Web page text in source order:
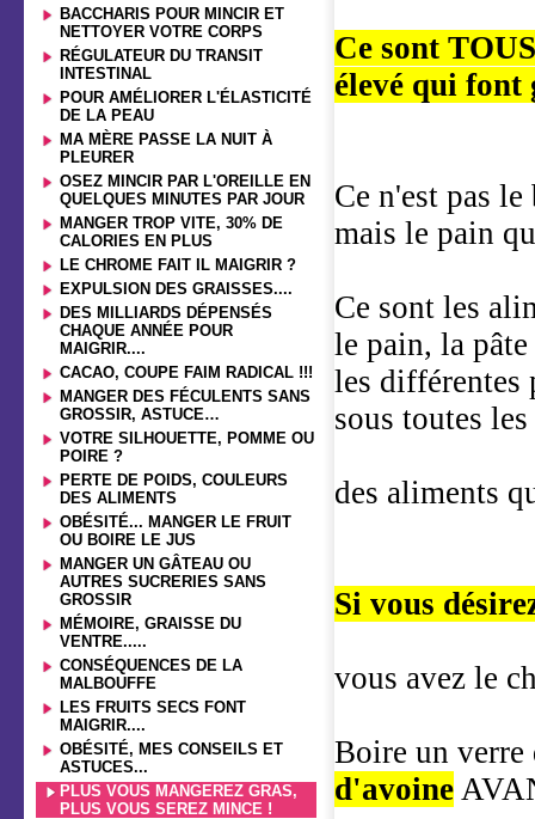
BACCHARIS POUR MINCIR ET
NETTOYER VOTRE CORPS
RÉGULATEUR DU TRANSIT
INTESTINAL
POUR AMÉLIORER L'ÉLASTICITÉ
DE LA PEAU
MA MÈRE PASSE LA NUIT À
PLEURER
OSEZ MINCIR PAR L'OREILLE EN
QUELQUES MINUTES PAR JOUR
MANGER TROP VITE, 30% DE
CALORIES EN PLUS
LE CHROME FAIT IL MAIGRIR ?
EXPULSION DES GRAISSES....
DES MILLIARDS DÉPENSÉS
CHAQUE ANNÉE POUR
MAIGRIR....
CACAO, COUPE FAIM RADICAL !!!
MANGER DES FÉCULENTS SANS
GROSSIR, ASTUCE…
VOTRE SILHOUETTE, POMME OU
POIRE ?
PERTE DE POIDS, COULEURS
DES ALIMENTS
OBÉSITÉ... MANGER LE FRUIT
OU BOIRE LE JUS
MANGER UN GÂTEAU OU
AUTRES SUCRERIES SANS
GROSSIR
MÉMOIRE, GRAISSE DU
VENTRE.....
CONSÉQUENCES DE LA
MALBOUFFE
LES FRUITS SECS FONT
MAIGRIR....
OBÉSITÉ, MES CONSEILS ET
ASTUCES...
PLUS VOUS MANGEREZ GRAS,
PLUS VOUS SEREZ MINCE !
Ce sont
élevé qui
Ce n'est pas
mais le pain
Ce sont les
le pain, la
les différentes
sous toutes
des aliments
Si vous
vous avez le
Boire un verre
d'avoine